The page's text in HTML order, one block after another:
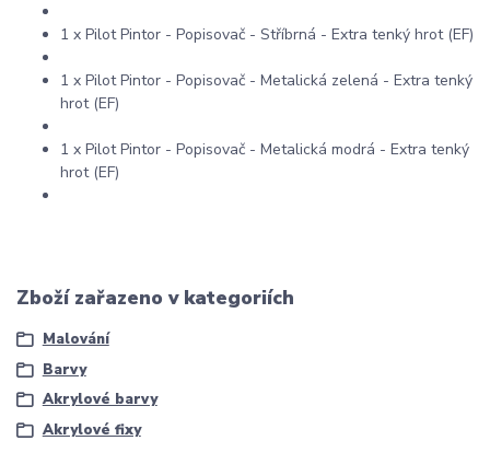
1 x Pilot Pintor - Popisovač - Stříbrná - Extra tenký hrot (EF)
1 x Pilot Pintor - Popisovač - Metalická zelená - Extra tenký
hrot (EF)
1 x Pilot Pintor - Popisovač - Metalická modrá - Extra tenký
hrot (EF)
Zboží zařazeno v kategoriích
Malování
Barvy
Akrylové barvy
Akrylové fixy